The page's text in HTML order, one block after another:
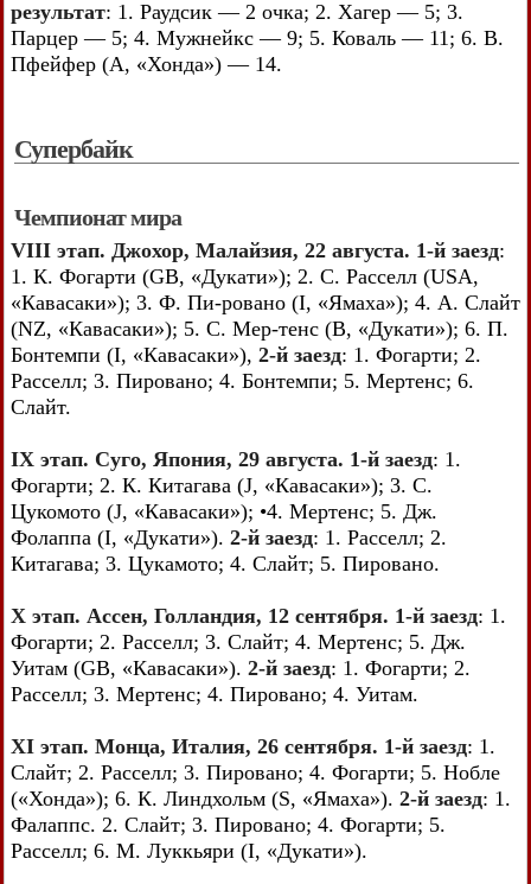
результат: 1. Раудсик — 2 очка; 2. Хагер — 5; 3.
Парцер — 5; 4. Мужнейкс — 9; 5. Коваль — 11; 6. В.
Пфейфер (А, «Хонда») — 14.
Супербайк
Чемпионат мира
VIII этап. Джохор, Малайзия, 22 августа. 1-й заезд:
1. К. Фогарти (GB, «Дукати»); 2. С. Расселл (USA,
«Кавасаки»); 3. Ф. Пи-ровано (I, «Ямаха»); 4. А. Слайт
(NZ, «Кавасаки»); 5. С. Мер-тенс (В, «Дукати»); 6. П.
Бонтемпи (I, «Кавасаки»), 2-й заезд: 1. Фогарти; 2.
Расселл; 3. Пировано; 4. Бонтемпи; 5. Мертенс; 6.
Слайт.
IX этап. Суго, Япония, 29 августа. 1-й заезд: 1.
Фогарти; 2. К. Китагава (J, «Кавасаки»); 3. С.
Цукомото (J, «Кавасаки»); •4. Мертенс; 5. Дж.
Фолаппа (I, «Дукати»). 2-й заезд: 1. Расселл; 2.
Китагава; 3. Цукамото; 4. Слайт; 5. Пировано.
X этап. Ассен, Голландия, 12 сентября. 1-й заезд: 1.
Фогарти; 2. Расселл; 3. Слайт; 4. Мертенс; 5. Дж.
Уитам (GB, «Кавасаки»). 2-й заезд: 1. Фогарти; 2.
Расселл; 3. Мертенс; 4. Пировано; 4. Уитам.
XI этап. Монца, Италия, 26 сентября. 1-й заезд: 1.
Слайт; 2. Расселл; 3. Пировано; 4. Фогарти; 5. Нобле
(«Хонда»); 6. К. Линдхольм (S, «Ямаха»). 2-й заезд: 1.
Фалаппс. 2. Слайт; 3. Пировано; 4. Фогарти; 5.
Расселл; 6. М. Луккьяри (I, «Дукати»).